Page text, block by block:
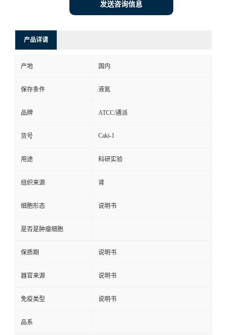
发送咨询信息
产品详请
产地 国内
保存条件 液氮
品牌 ATCC/通派
货号 Caki-1
用途 科研实验
组织来源 肾
细胞形态 说明书
是否是肿瘤细胞
保质期 说明书
器官来源 说明书
免疫类型 说明书
品系